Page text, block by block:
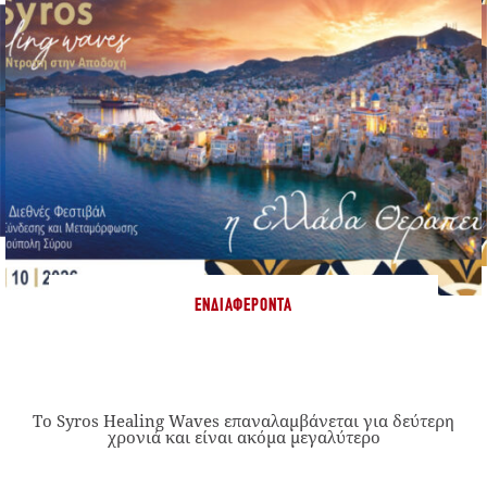
ΕΝΔΙΑΦΈΡΟΝΤΑ
Το Syros Healing Waves επαναλαμβάνεται για δεύτερη
χρονιά και είναι ακόμα μεγαλύτερο